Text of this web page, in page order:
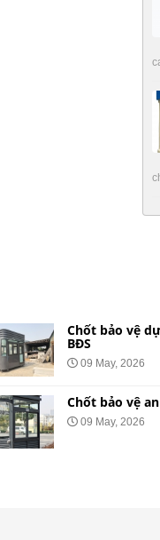
Chốt bảo vệ
BĐS
09 May, 2026
Chốt bảo vệ
09 May, 2026